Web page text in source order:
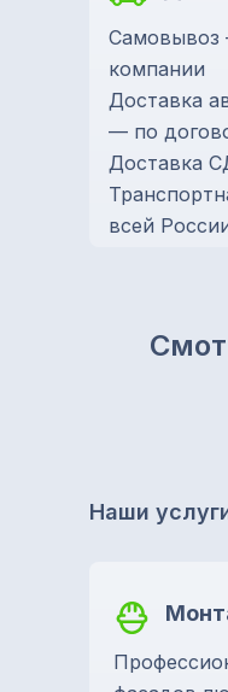
Самовывоз
компании
Доставка
— по
Доставка
всей
Наши